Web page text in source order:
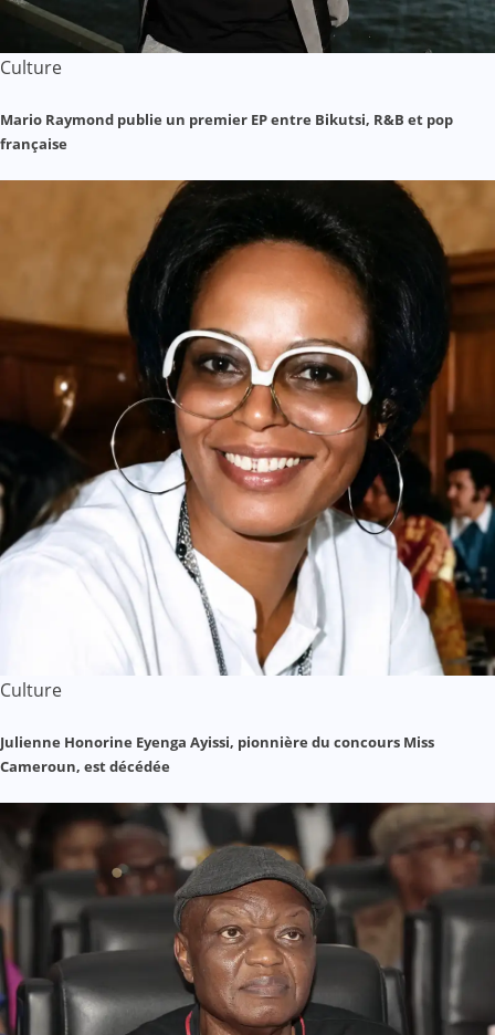
Culture
Mario Raymond publie un premier EP entre Bikutsi, R&B et pop
française
Culture
Julienne Honorine Eyenga Ayissi, pionnière du concours Miss
Cameroun, est décédée